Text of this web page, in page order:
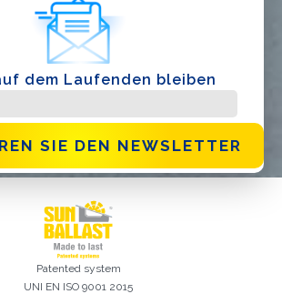
dem Laufenden bleiben
SIE DEN NEWSLETTER
Patented system
UNI EN ISO 9001 2015